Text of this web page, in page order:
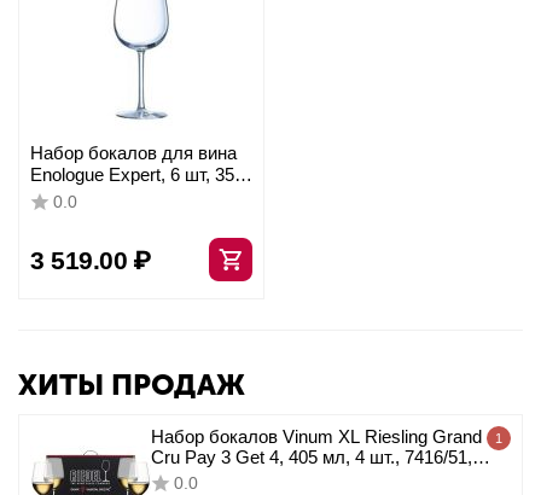
Набор бокалов для вина
Enologue Expert, 6 шт, 350
мл, D80 мм, H202 мм,
0.0
3 519.00 ₽
ХИТЫ ПРОДАЖ
1
Набор бокалов Vinum XL Riesling Grand
Cru Pay 3 Get 4, 405 мл, 4 шт., 7416/51,
Riedel
0.0